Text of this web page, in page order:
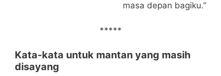
masa depan bagiku.”
*****
Kata-kata untuk mantan yang masih
disayang